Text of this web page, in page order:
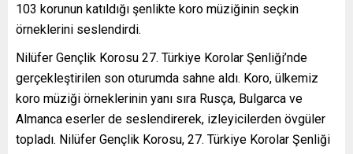
103 korunun katıldığı şenlikte koro müziğinin seçkin
örneklerini seslendirdi.
Nilüfer Gençlik Korosu 27. Türkiye Korolar Şenliği’nde
gerçekleştirilen son oturumda sahne aldı. Koro, ülkemiz
koro müziği örneklerinin yanı sıra Rusça, Bulgarca ve
Almanca eserler de seslendirerek, izleyicilerden övgüler
topladı. Nilüfer Gençlik Korosu, 27. Türkiye Korolar Şenliği